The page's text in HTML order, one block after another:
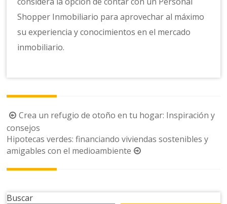
Shopper Inmobiliario para aprovechar al máximo
su experiencia y conocimientos en el mercado
inmobiliario.
Navegación
de
la
entrada
Crea un refugio de otoño en tu hogar: Inspiración y
consejos
Hipotecas verdes: financiando viviendas sostenibles y
amigables con el medioambiente
Buscar